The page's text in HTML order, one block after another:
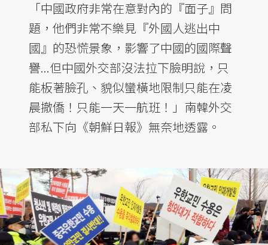
「中國政府非常在意對內的『面子』問
題，他們非常不樂見『外國人逃出中
國』的恐慌景象，影響了中國的國際聲
譽...但中國外交部沒法拉下臉明說，只
能板著臉孔、貌似蠻橫地限制只能在凌
晨撤僑！只能一天一航班！」南韓外交
部私下向《朝鮮日報》無奈地透露。